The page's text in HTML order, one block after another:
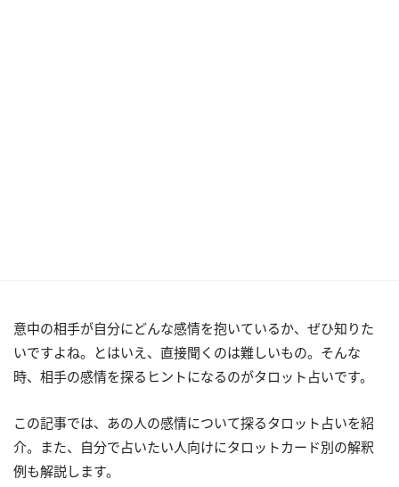
意中の相手が自分にどんな感情を抱いているか、ぜひ知りた
いですよね。とはいえ、直接聞くのは難しいもの。そんな
時、相手の感情を探るヒントになるのがタロット占いです。
この記事では、あの人の感情について探るタロット占いを紹
介。また、自分で占いたい人向けにタロットカード別の解釈
例も解説します。